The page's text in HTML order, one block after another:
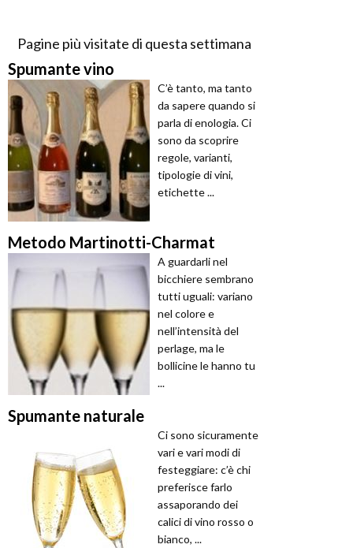
Pagine più visitate di questa settimana
Spumante vino
C’è tanto, ma tanto
da sapere quando si
parla di enologia. Ci
sono da scoprire
regole, varianti,
tipologie di vini,
etichette ...
Metodo Martinotti-Charmat
A guardarli nel
bicchiere sembrano
tutti uguali: variano
nel colore e
nell’intensità del
perlage, ma le
bollicine le hanno tu
...
Spumante naturale
Ci sono sicuramente
vari e vari modi di
festeggiare: c’è chi
preferisce farlo
assaporando dei
calici di vino rosso o
bianco, ...